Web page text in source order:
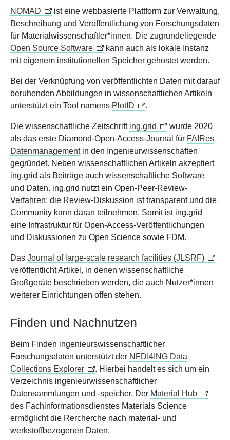
NOMAD
ist eine webbasierte Plattform zur Verwaltung,
Beschreibung und Veröffentlichung von Forschungsdaten
für Materialwissenschaftler*innen. Die zugrundeliegende
Open Source Software
kann auch als lokale Instanz
mit eigenem institutionellen Speicher gehostet werden.
Bei der Verknüpfung von veröffentlichten Daten mit darauf
beruhenden Abbildungen in wissenschaftlichen Artikeln
unterstützt ein Tool namens PlotID .
Die wissenschaftliche Zeitschrift ing.grid
wurde 2020
als das erste Diamond-Open-Access-Journal für FAIRes
Datenmanagementin den Ingenieurwissenschaften
gegründet. Neben wissenschaftlichen Artikeln akzeptiert
ing.grid als Beiträge auch wissenschaftliche Software
und Daten. ing.grid nutzt ein Open-Peer-Review-
Verfahren: die Review-Diskussion ist transparent und die
Community kann daran teilnehmen. Somit ist ing.grid
eine Infrastruktur für Open-Access-Veröffentlichungen
und Diskussionen zu Open Science sowie FDM.
Das Journal of large-scale research facilities (JLSRF)
veröffentlicht Artikel, in denen wissenschaftliche
Großgeräte beschrieben werden, die auch Nutzer*innen
weiterer Einrichtungen offen stehen.
Finden und Nachnutzen
Beim Finden ingenieurswissenschaftlicher
Forschungsdaten unterstützt der NFDI4ING Data
Collections Explorer
. Hierbei handelt es sich um ein
Verzeichnis ingenieurwissenschaftlicher
Datensammlungen und -speicher. Der Material Hub
des Fachinformationsdienstes Materials Science
ermöglicht die Rercherche nach material- und
werkstoffbezogenen Daten.